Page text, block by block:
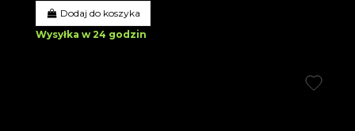
Dodaj do koszyka
Wysyłka w 24 godzin